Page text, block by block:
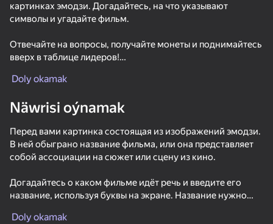
Mr. Slice
58
53
42
49
картинках эмодзи. Догадайтесь, на что указывают
символы и угадайте фильм.
Отвечайте на вопросы, получайте монеты и поднимайтесь
вверх в таблице лидеров!
Используйте подсказки, если станет сложно.
Doly okamak
Näwrisi oýnamak
Перед вами картинка состоящая из изображений эмодзи.
В ней обыграно название фильма, или она представляет
собой ассоциации на сюжет или сцену из кино.
Догадайтесь о каком фильме идёт речь и введите его
название, используя буквы на экране. Название нужно
Используются только кириллические буквы.
Doly okamak